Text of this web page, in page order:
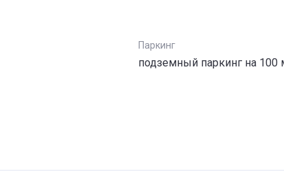
Паркинг
подземный паркинг на 100